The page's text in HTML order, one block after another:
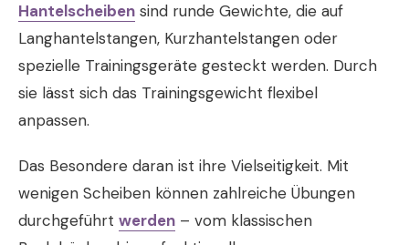
Hantelscheiben sind runde Gewichte, die auf
Langhantelstangen, Kurzhantelstangen oder
spezielle Trainingsgeräte gesteckt werden. Durch
sie lässt sich das Trainingsgewicht flexibel
anpassen.
Das Besondere daran ist ihre Vielseitigkeit. Mit
wenigen Scheiben können zahlreiche Übungen
durchgeführt werden – vom klassischen